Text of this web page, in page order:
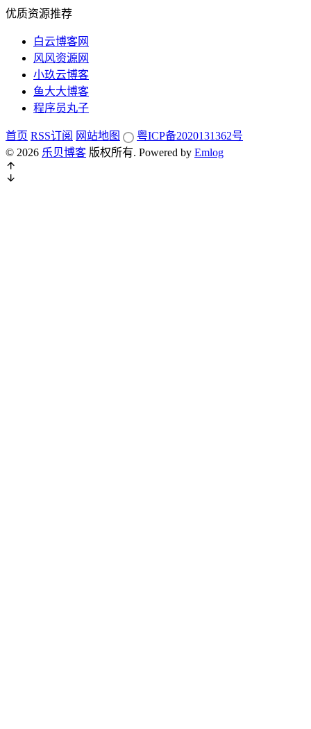
优质资源推荐
白云博客网
风风资源网
小玖云博客
鱼大大博客
程序员丸子
首页 RSS订阅 网站地图
粤ICP备2020131362号
© 2026 乐贝博客 版权所有. Powered by Emlog